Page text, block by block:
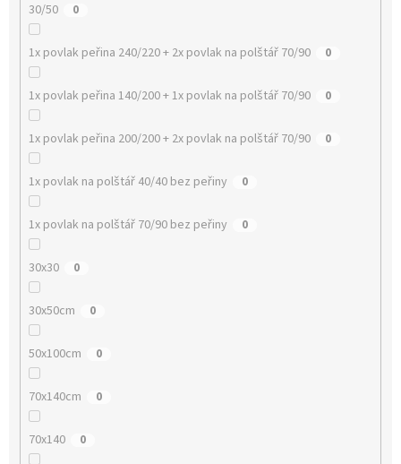
30/50 0
1x povlak peřina 240/220 + 2x povlak na polštář 70/90 0
1x povlak peřina 140/200 + 1x povlak na polštář 70/90 0
1x povlak peřina 200/200 + 2x povlak na polštář 70/90 0
1x povlak na polštář 40/40 bez peřiny 0
1x povlak na polštář 70/90 bez peřiny 0
30x30 0
30x50cm 0
50x100cm 0
70x140cm 0
70x140 0